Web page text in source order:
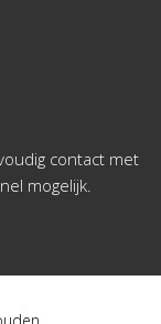
contact met
mogelijk.